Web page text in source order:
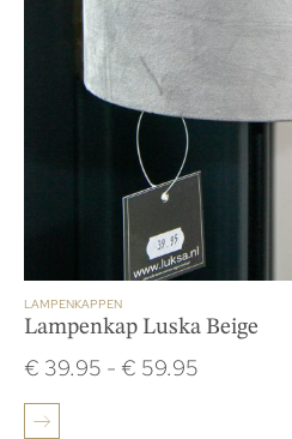
LAMPENKAPPEN
Lampenkap Luska Beige
€ 39.95 - € 59.95